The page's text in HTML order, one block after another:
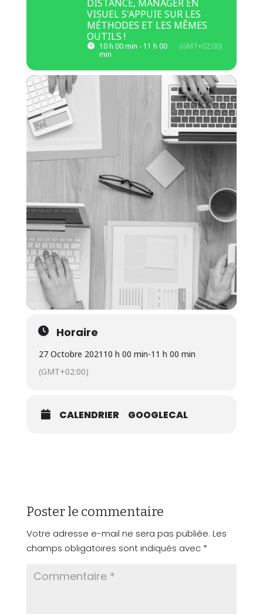
DISTANCE, MANAGER EN
VISUEL S'APPUIE SUR LES
MÉTHODES ET LES MÊMES
OUTILS !
10 h 00 min - 11 h 00
min
(GMT+02:00)
Horaire
27 Octobre 2021 10 h 00 min-11 h 00 min
(GMT+02:00)
CALENDRIER GOOGLECAL
Poster le commentaire
Votre adresse e-mail ne sera pas publiée. Les
champs obligatoires sont indiqués avec *